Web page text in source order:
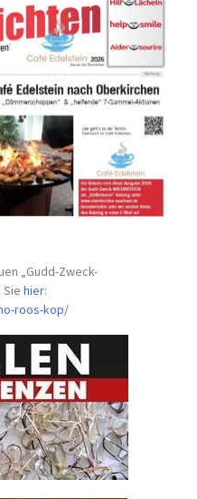
„Gudd-Zweck-
Siehier:
roos-kop/